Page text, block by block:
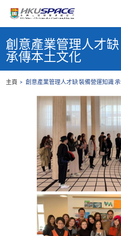
content
start創意產業管理人才
承傳本土文化
主頁 創意產業管理人才缺 裝備營運知識